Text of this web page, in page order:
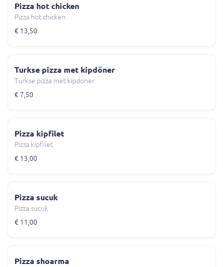
Pizza hot chicken
Pizza hot chicken
€ 13,50
Turkse pizza met kipdöner
Turkse pizza met kipdöner
€ 7,50
Pizza kipfilet
Pizza kipfilet
€ 13,00
Pizza sucuk
Pizza sucuk
€ 11,00
Pizza shoarma